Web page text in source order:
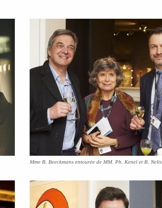
Mme B. Beeckmans entourée de MM. Ph. Kenel et B. Nelis